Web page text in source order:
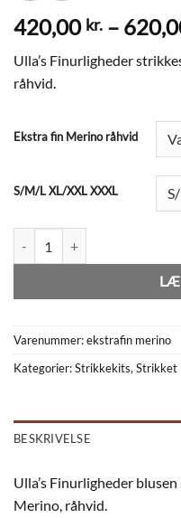
420,00 kr. –
Ulla’s Finurligheder
råhvid.
Ekstra fin Merino råhvid
S/M/L XL/XXL XXXL
Varenummer:ekstrafin merino
Kategorier:Strikkekits,Strikket
BESKRIVELSE
Ulla’s Finurligheder
Merino, råhvid.